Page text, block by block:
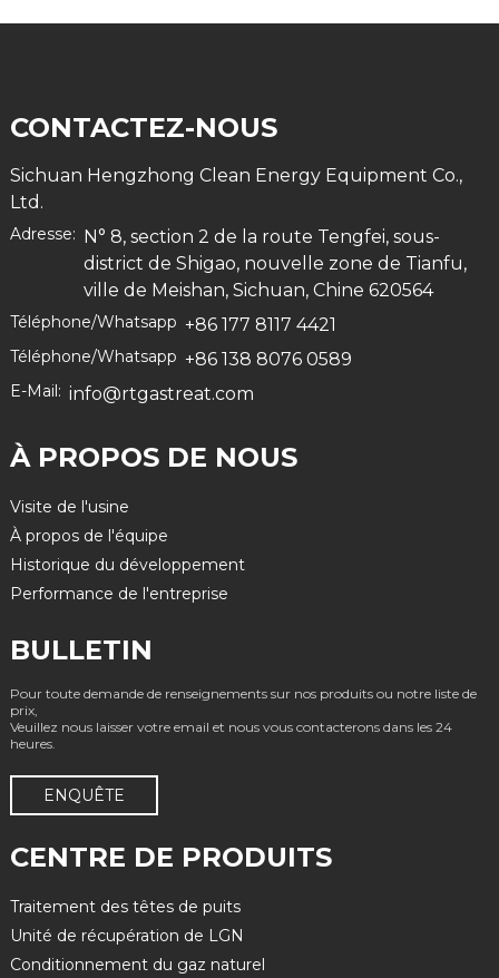
CONTACTEZ-NOUS
Sichuan Hengzhong Clean Energy Equipment Co.,
Ltd.
Adresse: N° 8, section 2 de la route Tengfei, sous-
district de Shigao, nouvelle zone de Tianfu,
ville de Meishan, Sichuan, Chine 620564
Téléphone/Whatsapp +86 177 8117 4421
Téléphone/Whatsapp +86 138 8076 0589
E-Mail: info@rtgastreat.com
À PROPOS DE NOUS
Visite de l'usine
À propos de l'équipe
Historique du développement
Performance de l'entreprise
BULLETIN
Pour toute demande de renseignements sur nos produits ou notre liste de
prix,
Veuillez nous laisser votre email et nous vous contacterons dans les 24
heures.
ENQUÊTE
CENTRE DE PRODUITS
Traitement des têtes de puits
Unité de récupération de LGN
Conditionnement du gaz naturel